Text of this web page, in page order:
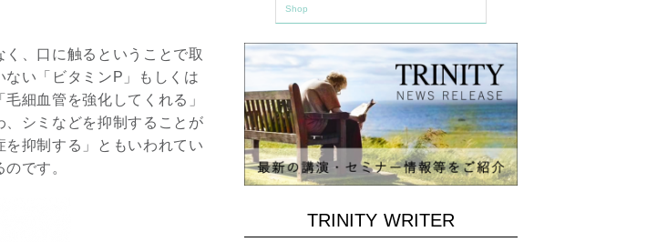
、口に触るということで取
い「ビタミンP」もしくは
細血管を強化してくれる」
シミなどを抑制することが
抑制する」ともいわれてい
です。
Shop
TRINITY WRITER